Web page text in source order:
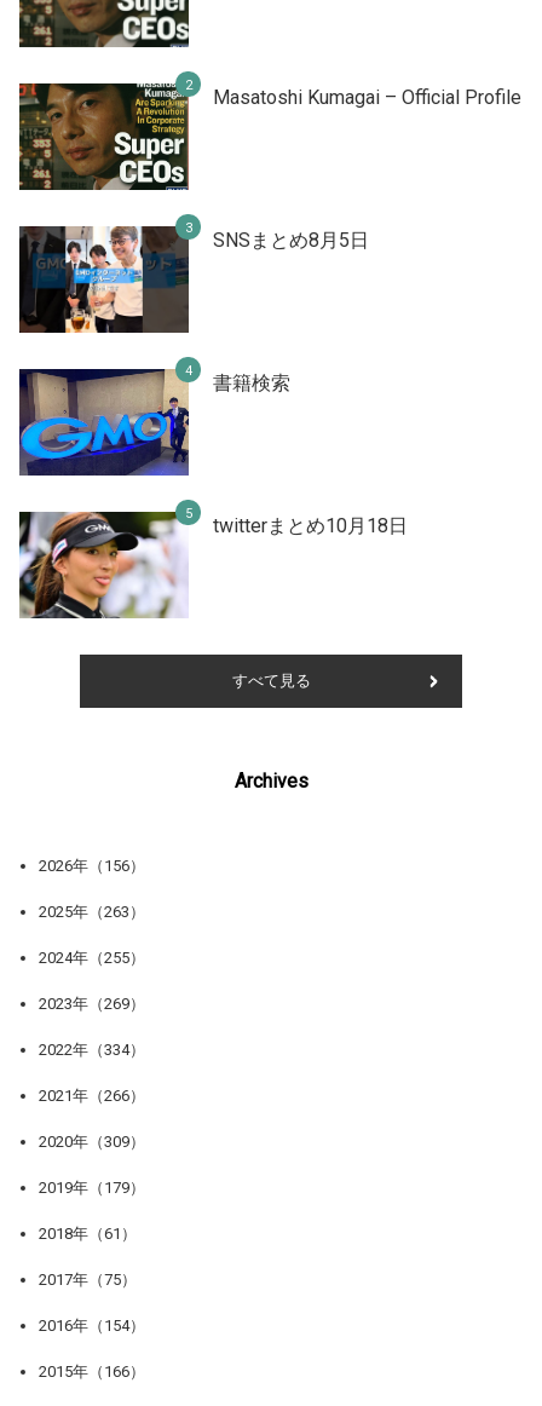
Masatoshi Kumagai – Official Profile
SNSまとめ8月5日
書籍検索
twitterまとめ10月18日
すべて見る
Archives
2026年（156）
2025年（263）
2024年（255）
2023年（269）
2022年（334）
2021年（266）
2020年（309）
2019年（179）
2018年（61）
2017年（75）
2016年（154）
2015年（166）